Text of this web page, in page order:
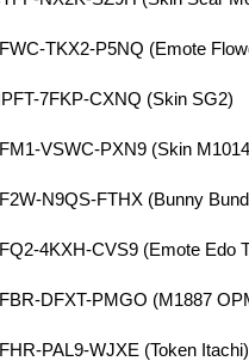
TKX2-P5NQ (Emote
7FKP-CXNQ (Skin SG2)
VSWC-PXN9 (Skin
N9QS-FTHX (Bunny
4KXH-CVS9 (Emote Edo
DFXT-PMGO (M1887
PAL9-WJXE (Token Itachi)